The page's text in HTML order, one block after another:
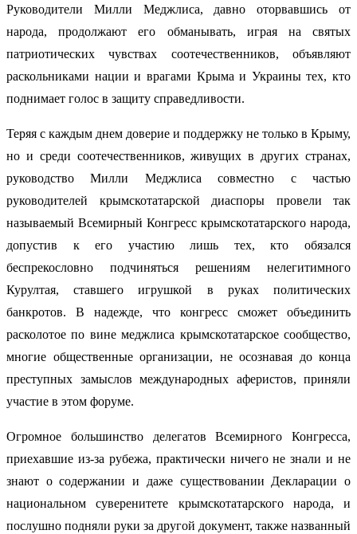
Руководители Милли Меджлиса, давно оторвавшись от
народа, продолжают его обманывать, играя на святых
патриотических чувствах соотечественников, объявляют
раскольниками нации и врагами Крыма и Украины тех, кто
поднимает голос в защиту справедливости.
Теряя с каждым днем доверие и поддержку не только в Крыму,
но и среди соотечественников, живущих в других странах,
руководство Милли Меджлиса совместно с частью
руководителей крымскотатарской диаспоры провели так
называемый Всемирный Конгресс крымскотатарского народа,
допустив к его участию лишь тех, кто обязался
беспрекословно подчиняться решениям нелегитимного
Курултая, ставшего игрушкой в руках политических
банкротов. В надежде, что конгресс сможет объединить
расколотое по вине меджлиса крымскотатарское сообщество,
многие общественные организации, не осознавая до конца
преступных замыслов международных аферистов, приняли
участие в этом форуме.
Огромное большинство делегатов Всемирного Конгресса,
приехавшие из-за рубежа, практически ничего не знали и не
знают о содержании и даже существовании Декларации о
национальном суверенитете крымскотатарского народа, и
послушно подняли руки за другой документ, также названный